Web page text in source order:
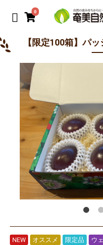
0
【限定100箱】パ
NEW オススメ 限定品 ウ